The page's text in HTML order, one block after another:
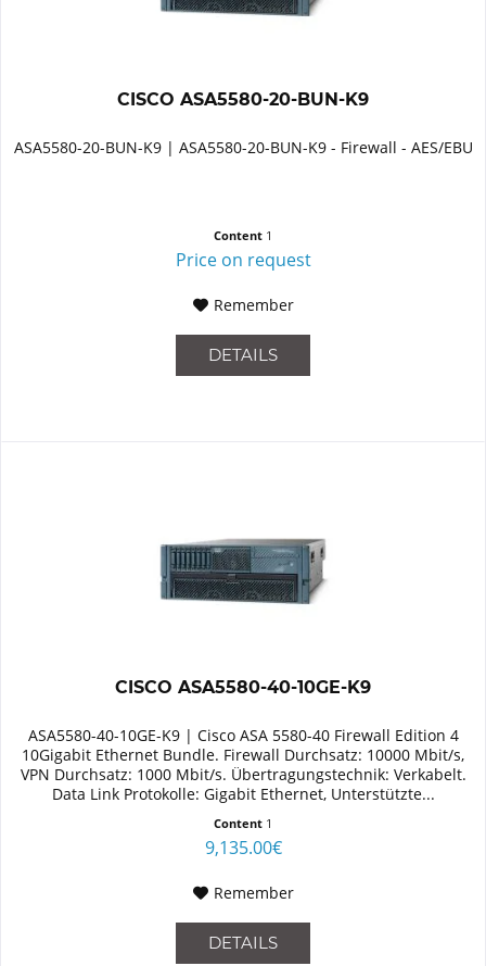
CISCO ASA5580-20-BUN-K9
ASA5580-20-BUN-K9 | ASA5580-20-BUN-K9 - Firewall - AES/EBU
Content 1
Price on request
Remember
DETAILS
CISCO ASA5580-40-10GE-K9
ASA5580-40-10GE-K9 | Cisco ASA 5580-40 Firewall Edition 4
10Gigabit Ethernet Bundle. Firewall Durchsatz: 10000 Mbit/s,
VPN Durchsatz: 1000 Mbit/s. Übertragungstechnik: Verkabelt.
Data Link Protokolle: Gigabit Ethernet, Unterstützte...
Content 1
9,135.00€
Remember
DETAILS